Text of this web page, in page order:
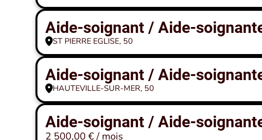
Aide-soignant / Aide-
ST PIERRE EGLISE, 50
Aide-soignant / Aide-
HAUTEVILLE-SUR-MER, 50
Aide-soignant / Aide-
2 500,00 € / mois